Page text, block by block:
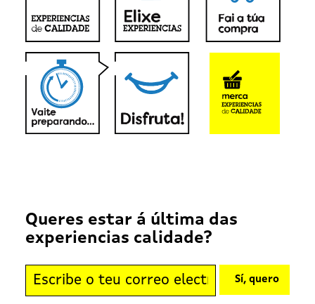
Queres estar á última das
experiencias calidade?
Sí, quero